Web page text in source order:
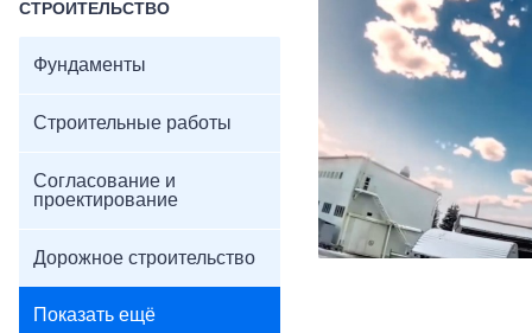
СТРОИТЕЛЬСТВО
Фундаменты
Строительные работы
Согласование и
проектирование
Дорожное строительство
Показать ещё